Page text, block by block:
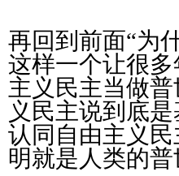
再回到前面“为
这样一个让很
主义民主当做
义民主说到底
认同自由主义
明就是人类的普